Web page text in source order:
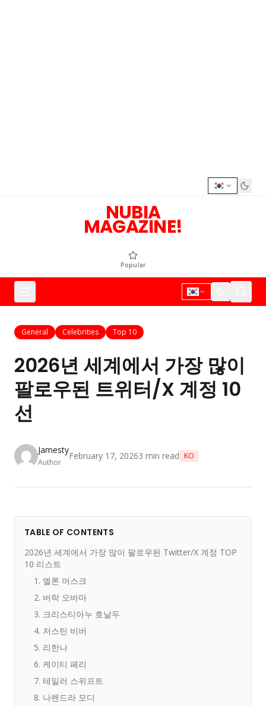
NUBIA
MAGAZINE!
Popular
General Celebrities Top 10
2026년 세계에서 가장 많이
팔로우된 트위터/X 계정 10
선
Jamesty
Author
February 17, 20263 min read KO
TABLE OF CONTENTS
2026년 세계에서 가장 많이 팔로우된 Twitter/X 계정 TOP
10 리스트
1. 엘론 머스크
2. 버락 오바마
3. 크리스티아누 호날두
4. 저스틴 비버
5. 리한나
6. 케이티 페리
7. 테일러 스위프트
8. 나렌드라 모디